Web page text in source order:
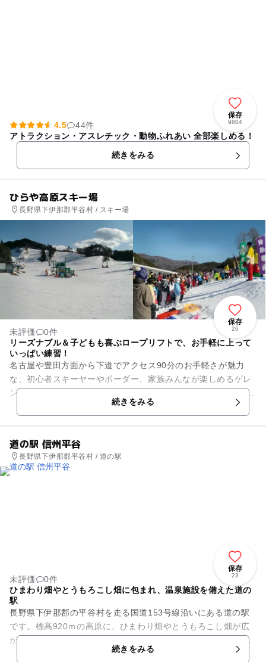
保存
9804
4.5
44件
アトラクション・アスレチック・動物ふれあい 全部楽しめる！
続きをみる
ひらや高原スキー場
長野県下伊那郡平谷村 / スキー場
保存
26
未評価
0件
リーズナブル＆子どもも喜ぶロープリフトで、お手軽に上って
いっぱい練習！
名古屋や豊田方面から下道でアクセス90分のお手軽さが魅力
な、初心者スキーヤーやボーダー、家族みんなが楽しめるゲレ
ンデです。 平谷名物ロープリフトは、ロープにつかまって板で
続きをみる
道の駅 信州平谷
長野県下伊那郡平谷村 / 道の駅
保存
23
未評価
0件
ひまわり畑やとうもろこし畑に包まれ、温泉施設を備えた道の
駅
長野県下伊那郡の平谷村を走る国道153号線沿いにある道の駅
です。標高920ｍの高原に、ひまわり畑やとうもろこし畑が広
がります。周辺は江戸時代には、三州街道沿いの平谷宿として
栄えました。敷地内には...続きをみる